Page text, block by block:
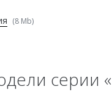
(8 Mb)
серии «